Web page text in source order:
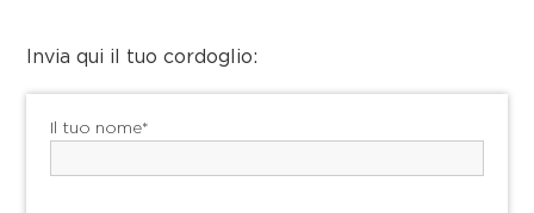
Invia qui il tuo cordoglio:
Il tuo nome*